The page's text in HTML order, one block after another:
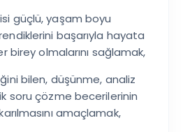
güçlü, yaşam boyu
başarıyla hayata
birey olmalarını sağlamak,
bilen, düşünme, analiz
soru çözme becerilerinin
amaçlamak,